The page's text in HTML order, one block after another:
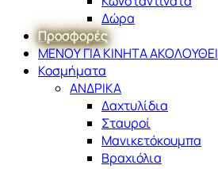
Δώρα
Προσφορές
ΜΕΝΟΥ ΓΙΑ ΚΙΝΗΤΑ ΑΚΟΛΟΥΘΕΙ
Κοσμήματα
ΑΝΔΡΙΚΑ
Δαχτυλίδια
Σταυροί
Μανικετόκουμπα
Βραχιόλια